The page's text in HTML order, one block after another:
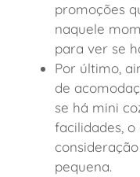
promoções
naquele
para ver se
Por último,
de
se há mini
facilidades,
pequena.